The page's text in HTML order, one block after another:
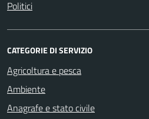
Politici
CATEGORIE DI SERVIZIO
Agricoltura e pesca
Ambiente
Anagrafe e stato civile